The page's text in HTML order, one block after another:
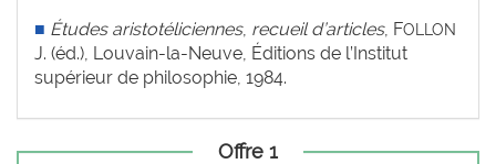
■ Études aristotéliciennes, recueil d’articles, FOLLON
J. (éd.), Louvain-la-Neuve, Éditions de l’Institut
supérieur de philosophie, 1984.
Offre 1